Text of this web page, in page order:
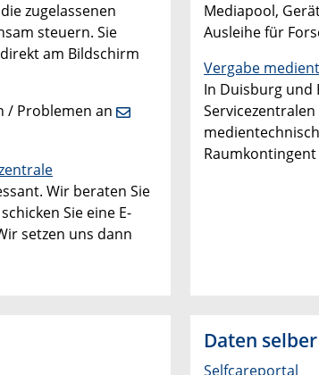
zugelassenen
steuern. Sie
am Bildschirm
/ Problemen an
Wir beraten Sie
Sie eine E-
setzen uns dann
Mediapool,
Ausleihe für
Vergabe
In Duisburg und
Daten
Selfcareportal